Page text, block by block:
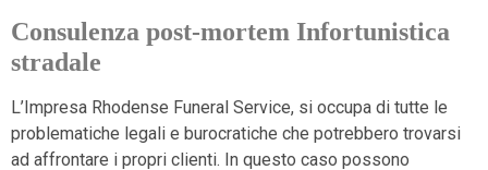
Consulenza post-mortem Infortunistica
stradale
L’Impresa Rhodense Funeral Service, si occupa di tutte le
problematiche legali e burocratiche che potrebbero trovarsi
ad affrontare i propri clienti. In questo caso possono